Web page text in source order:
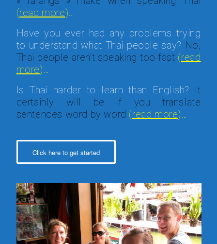
(read more)…
Have you ever had any problems trying
to understand what Thai people say? No,
Thai people aren’t speaking too fast (read
more)…
Is Thai harder to learn than English? It
certainly will be if you translate
sentences word by word (read more)…
Click here to get started